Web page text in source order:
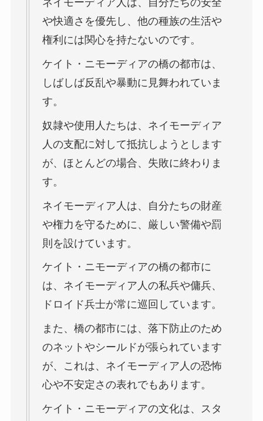
や快適さを優先し、他の種族の生活や
権利には関心を持たないのです。
ケイト・ニモーディアの橋の都市は、
しばしば反乱や暴動に見舞われていま
す。
奴隷や使用人たちは、ネイモーディア
人の支配に対して抵抗しようとします
が、ほとんどの場合、失敗に終わりま
す。
ネイモーディア人は、自分たちの財産
や権力を守るために、厳しい警備や罰
則を設けています。
ケイト・ニモーディアの橋の都市に
は、ネイモーディア人の私兵や傭兵、
ドロイド兵士が常に巡回しています。
また、橋の都市には、落下防止のため
のネットやシールドが張られています
が、これは、ネイモーディア人の恐怖
心や不安定さの表れでもあります。
ケイト・ニモーディアの文化は、スタ